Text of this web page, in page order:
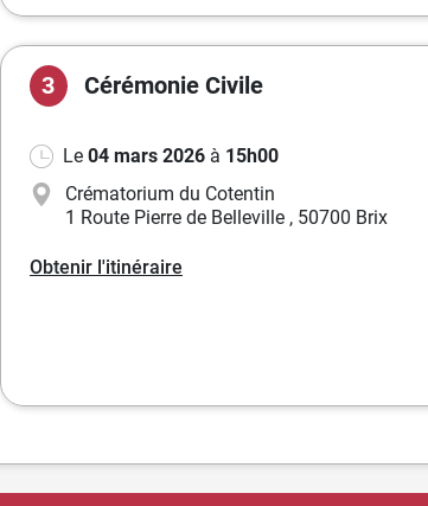
3 Cérémonie Civile
Le 04 mars 2026 à 15h00
Crématorium du Cotentin
1 Route Pierre de Belleville , 50700 Brix
Obtenir l'itinéraire